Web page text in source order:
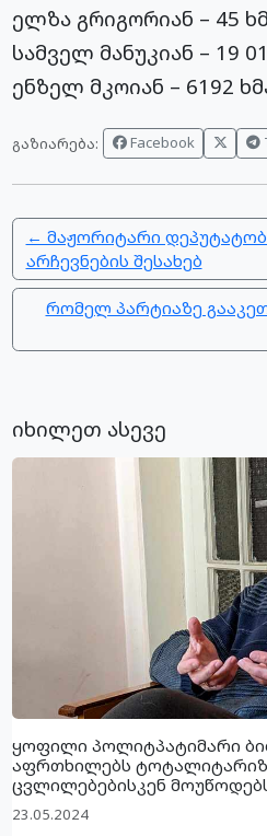
ელზა გრიგორიან – 45
სამველ მანუკიან – 19
ენზელ მკოიან – 6192
გაზიარება: Facebook
← მაჟორიტარი
არჩევნების შესახებ
რომელ პარტიაზე
იხილეთ ასევე
ყოფილი პოლიტპატიმარი
აფრთხილებს
ცვლილებებისკენ
23.05.2024